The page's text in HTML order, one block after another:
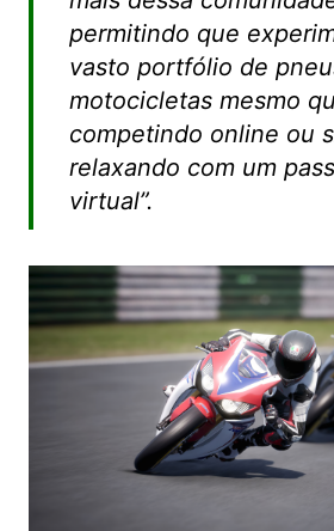
permitindo que
vasto portfólio de
motocicletas mesmo
competindo online ou
relaxando com um
virtual”.